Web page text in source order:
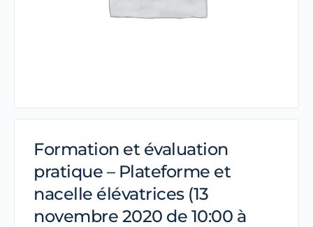
Formation et évaluation
pratique – Plateforme et
nacelle élévatrices (13
novembre 2020 de 10:00 à